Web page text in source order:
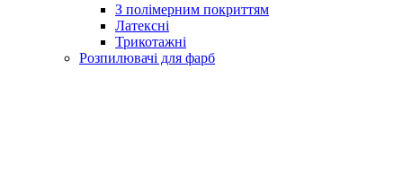
З полімерним покриттям
Латексні
Трикотажні
Розпилювачі для фарб